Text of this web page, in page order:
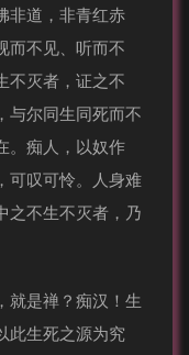
非道，非青红赤
而不见、听而不
不灭者，证之不
与尔同生同死而不
。痴人，以奴作
可叹可怜。人身难
之不生不灭者，乃
就是禅？痴汉！生
此生死之源为究